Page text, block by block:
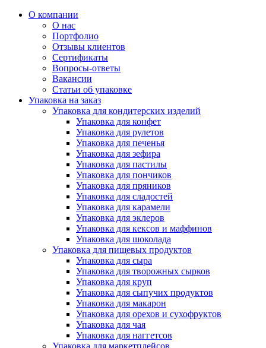
О компании
О нас
Портфолио
Отзывы клиентов
Сертификаты
Вопросы-ответы
Вакансии
Статьи об упаковке
Упаковка на заказ
Упаковка для кондитерских изделий
Упаковка для конфет
Упаковка для рулетов
Упаковка для печенья
Упаковка для зефира
Упаковка для пастилы
Упаковка для пончиков
Упаковка для пряников
Упаковка для сладостей
Упаковка для карамели
Упаковка для эклеров
Упаковка для кексов и маффинов
Упаковка для шоколада
Упаковка для пищевых продуктов
Упаковка для сыра
Упаковка для творожных сырков
Упаковка для круп
Упаковка для сыпучих продуктов
Упаковка для макарон
Упаковка для орехов и сухофруктов
Упаковка для чая
Упаковка для наггетсов
Упаковка для маркетплейсов